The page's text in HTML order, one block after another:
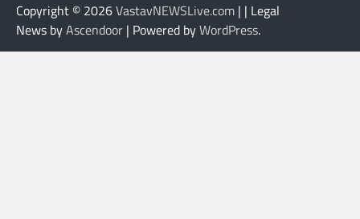
Copyright © 2026VastavNEWSLive.com | | Legal
News byAscendoor | Powered byWordPress.